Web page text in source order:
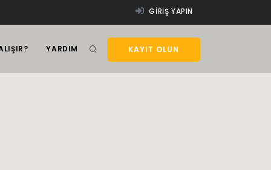
GIRIŞ YAPIN
KAYIT OLUN
YARDIM